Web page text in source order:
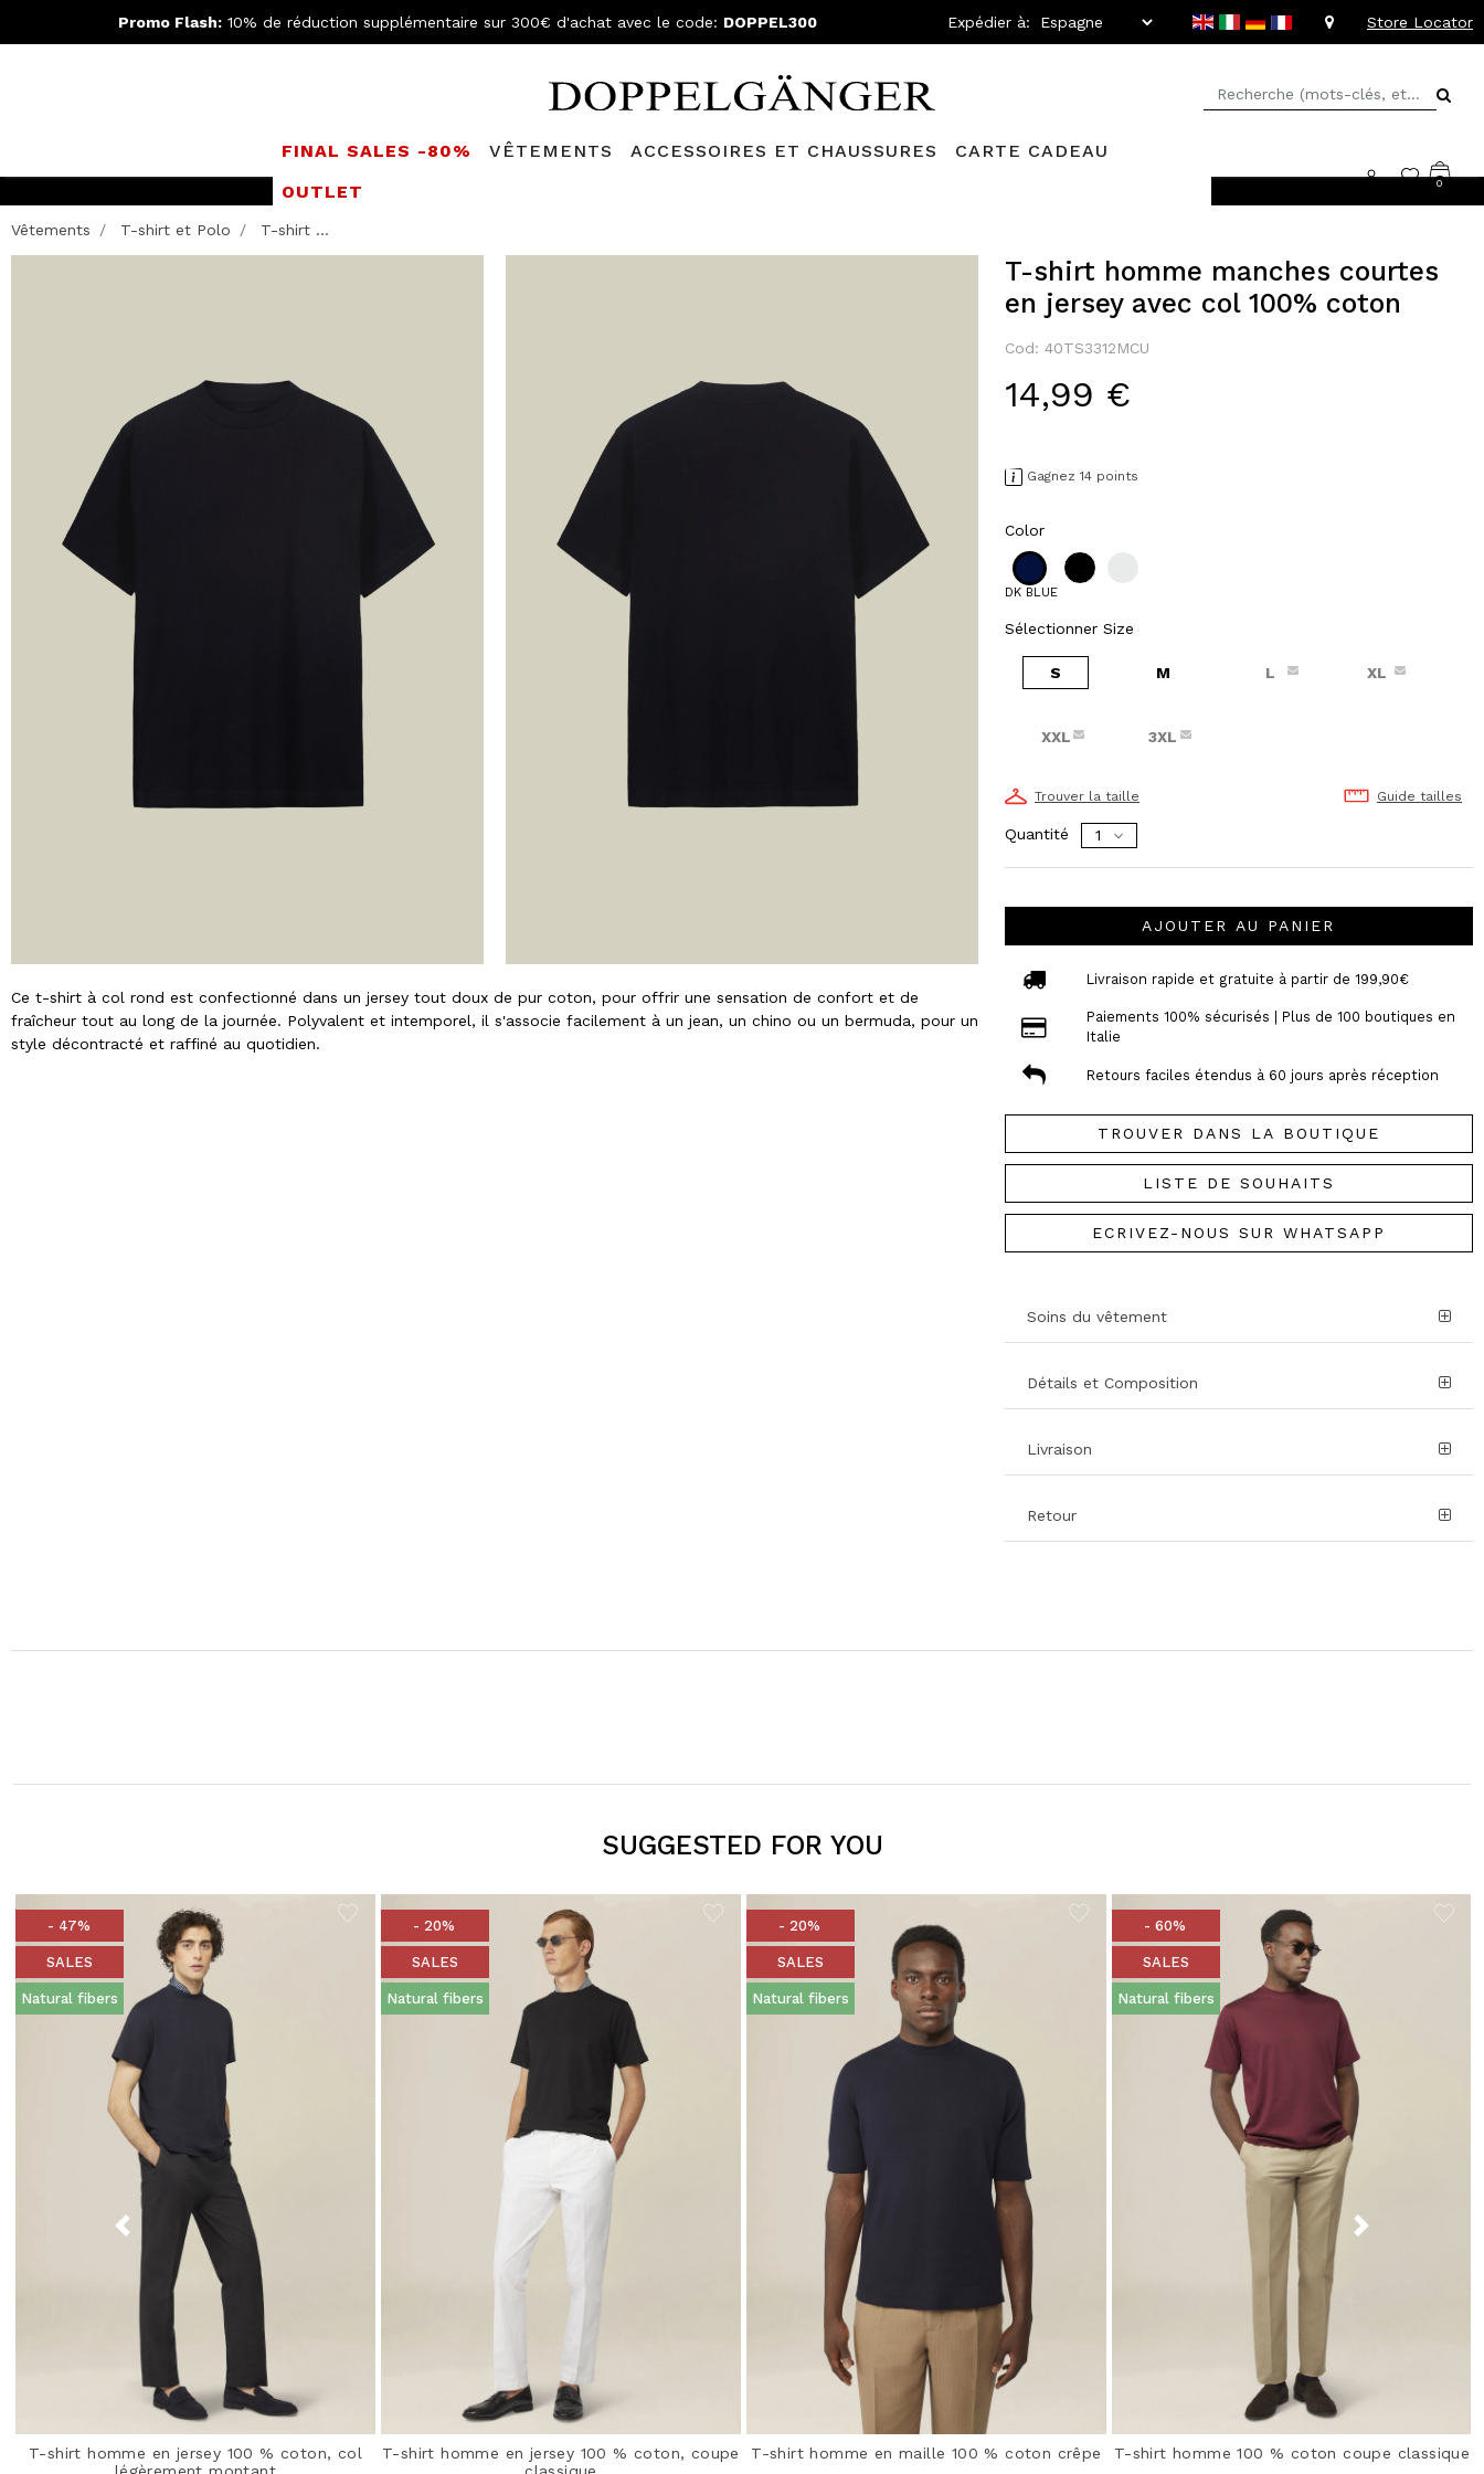
Promo Flash: 10% de réduction supplémentaire sur 300€ d'achat avec le code: DOPPEL300 Expédier à: Store Locator
FINAL SALES -80% VÊTEMENTS ACCESSOIRES ET CHAUSSURES
CARTE CADEAU
OUTLET
0
Rejoignez le
Vêtements T-shirt et Polo T-shirt ...
Ce t-shirt à col rond est confectionné dans un jersey tout doux de pur coton, pour offrir une sensation de confort et de
fraîcheur tout au long de la journée. Polyvalent et intemporel, il s'associe facilement à un jean, un chino ou un bermuda, pour un
style décontracté et raffiné au quotidien.
T-shirt homme manches courtes
en jersey avec col 100% coton
Cod: 40TS3312MCU
14,99 €
Gagnez 14 points
Color
DK BLUE
Sélectionner Size
S M L XL
XXL 3XL
Trouver la taille Guide tailles
Quantité
AJOUTER AU PANIER
Livraison rapide et gratuite à partir de 199,90€
Paiements 100% sécurisés | Plus de 100 boutiques en
Italie
Retours faciles étendus à 60 jours après réception
TROUVER DANS LA BOUTIQUE
LISTE DE SOUHAITS
ECRIVEZ-NOUS SUR WHATSAPP
Soins du vêtement
Détails et Composition
Livraison
Retour
SUGGESTED FOR YOU
- 47%
SALES
Natural fibers
T-shirt homme en jersey 100 % coton, col
- 20%
SALES
Natural fibers
T-shirt homme en jersey 100 % coton, coupe
- 20%
SALES
Natural fibers
T-shirt homme en maille 100 % coton crêpe
- 60%
SALES
Natural fibers
T-shirt homme 100 % coton coupe classique